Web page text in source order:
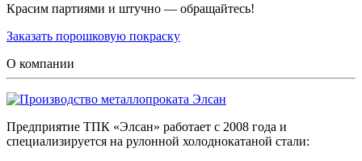
Красим партиями и штучно — обращайтесь!
Заказать порошковую покраску
О компании
Предприятие ТПК «Элсан» работает с 2008 года и
специализируется на рулонной холоднокатаной стали: